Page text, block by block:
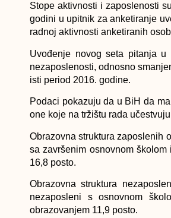
Stope aktivnosti i zaposlenosti
godini u upitnik za anketiranje
radnoj aktivnosti anketiranih
Uvođenje novog seta pitanja
nezaposlenosti, odnosno
isti period 2016. godine.
Podaci pokazuju da u BiH da
one koje na tržištu rada
Obrazovna struktura zaposlenih
sa završenim osnovnom
16,8 posto.
Obrazovna struktura
nezaposleni s osnovnom
obrazovanjem 11,9 posto.